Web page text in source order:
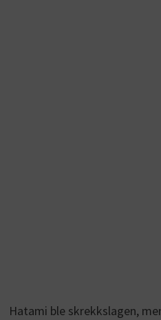
Hatami ble skrekkslagen,